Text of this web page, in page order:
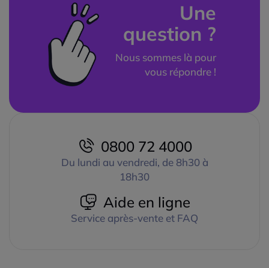
Une
question ?
Nous sommes là pour
vous répondre !
0800 72 4000
Du lundi au vendredi, de 8h30 à
18h30
Aide en ligne
Service après-vente et FAQ